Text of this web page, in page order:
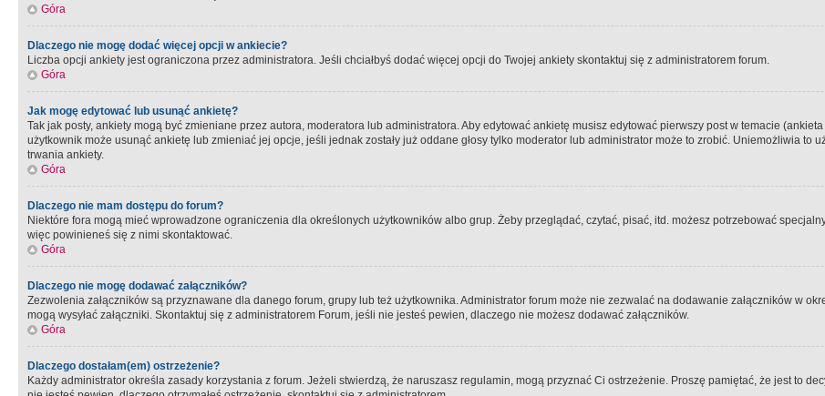
Góra
Dlaczego nie mogę dodać więcej opcji w ankiecie?
Liczba opcji ankiety jest ograniczona przez administratora. Jeśli chciałbyś dodać więcej opcji do Twojej ankiety skontaktuj się z administratorem forum.
Góra
Jak mogę edytować lub usunąć ankietę?
Tak jak posty, ankiety mogą być zmieniane przez autora, moderatora lub administratora. Aby edytować ankietę musisz edytować pierwszy post w temacie
użytkownik może usunąć ankietę lub zmieniać jej opcje, jeśli jednak zostały już oddane głosy tylko moderator lub administrator może to zrobić. Uniemożliwia to
trwania ankiety.
Góra
Dlaczego nie mam dostępu do forum?
Niektóre fora mogą mieć wprowadzone ograniczenia dla określonych użytkowników albo grup. Żeby przeglądać, czytać, pisać, itd. możesz potrzebować
więc powinieneś się z nimi skontaktować.
Góra
Dlaczego nie mogę dodawać załączników?
Zezwolenia załączników są przyznawane dla danego forum, grupy lub też użytkownika. Administrator forum może nie zezwalać na dodawanie załączników w
mogą wysyłać załączniki. Skontaktuj się z administratorem Forum, jeśli nie jesteś pewien, dlaczego nie możesz dodawać załączników.
Góra
Dlaczego dostałam(em) ostrzeżenie?
Każdy administrator określa zasady korzystania z forum. Jeżeli stwierdzą, że naruszasz regulamin, mogą przyznać Ci ostrzeżenie. Proszę pamiętać, że jest to